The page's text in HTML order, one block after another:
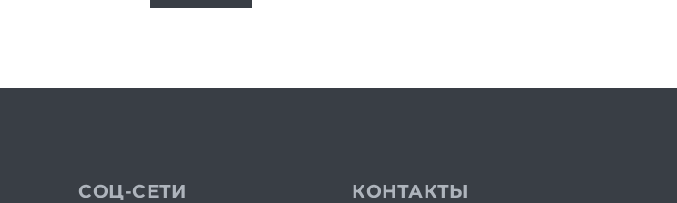
СОЦ-СЕТИ КОНТАКТЫ